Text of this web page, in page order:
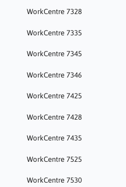
WorkCentre 7328
WorkCentre 7335
WorkCentre 7345
WorkCentre 7346
WorkCentre 7425
WorkCentre 7428
WorkCentre 7435
WorkCentre 7525
WorkCentre 7530